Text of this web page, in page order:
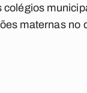
colégios
maternas no